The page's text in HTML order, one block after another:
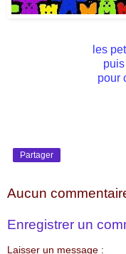
les
pour
Partager
Aucun
Enregistrer un
Laisser un message :